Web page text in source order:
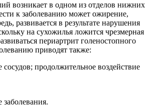
возникает в одном из отделов нижних
к заболеванию может ожирение,
развивается в результате нарушения
на сухожилья ложится чрезмерная
периартрит голеностопного
приводят также:
продолжительное воздействие